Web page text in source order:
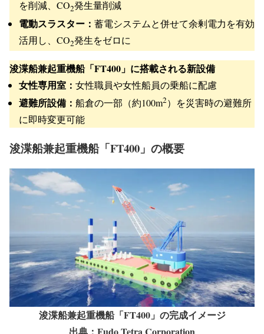
を削減、CO2発生量削減
電動スラスター： 蓄電システムと併せて余剰電力を有効
活用し、CO2発生をゼロに
浚渫船兼起重機船「FT400」に搭載される新設備
女性専用室： 女性職員や女性船員の乗船に配慮
避難所設備： 船倉の一部（約100m2）を災害時の避難所
に即時変更可能
浚渫船兼起重機船「FT400」の概要
浚渫船兼起重機船「FT400」の完成イメージ